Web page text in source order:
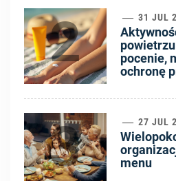
2 31 JUL
pocenie,
ochronę
3 27 JUL
menu